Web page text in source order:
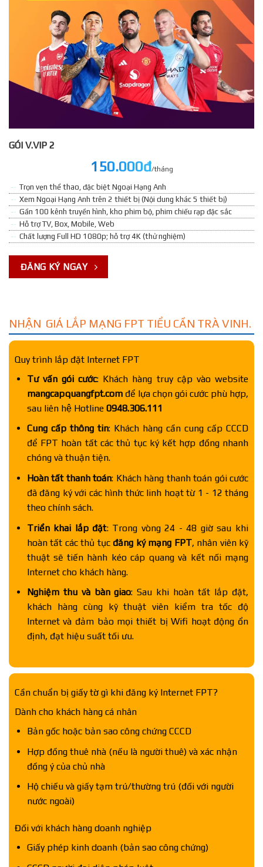
GÓI V.VIP 2
150.000đ/tháng
Trọn vẹn thể thao, đặc biệt Ngoại Hạng Anh
Xem Ngoại Hạng Anh trên 2 thiết bị (Nội dung khác 5 thiết bị)
Gần 100 kênh truyền hình, kho phim bộ, phim chiếu rạp đặc sắc
Hỗ trợ TV, Box, Mobile, Web
Chất lượng Full HD 1080p; hỗ trợ 4K (thử nghiệm)
ĐĂNG KÝ NGAY
NHẬN GIÁ LẮP MẠNG FPT TIỂU CẦN TRÀ VINH.
Quy trình lắp đặt Internet FPT
Tư vấn gói cước: Khách hàng truy cập vào website
mangcapquangfpt.comđể lựa chọn gói cước phù hợp,
sau liên hệ Hotline 0948.306.111
Cung cấp thông tin: Khách hàng cần cung cấp CCCD
để FPT hoàn tất các thủ tục ký kết hợp đồng nhanh
chóng và thuận tiện.
Hoàn tất thanh toán: Khách hàng thanh toán gói cước
đã đăng ký với các hình thức linh hoạt từ 1 - 12 tháng
theo chính sách.
Triển khai lắp đặt: Trong vòng 24 - 48 giờ sau khi
hoàn tất các thủ tục đăng ký mạng FPT, nhân viên kỹ
thuật sẽ tiến hành kéo cáp quang và kết nối mạng
Internet cho khách hàng.
Nghiệm thu và bàn giao: Sau khi hoàn tất lắp đặt,
khách hàng cùng kỹ thuật viên kiểm tra tốc độ
Internet và đảm bảo mọi thiết bị Wifi hoạt động ổn
định, đạt hiệu suất tối ưu.
Cần chuẩn bị giấy tờ gì khi đăng ký Internet FPT?
Dành cho khách hàng cá nhân
Bản gốc hoặc bản sao công chứng CCCD
Hợp đồng thuê nhà (nếu là người thuê) và xác nhận
đồng ý của chủ nhà
Hộ chiếu và giấy tạm trú/thường trú (đối với người
nước ngoài)
Đối với khách hàng doanh nghiệp
Giấy phép kinh doanh (bản sao công chứng)